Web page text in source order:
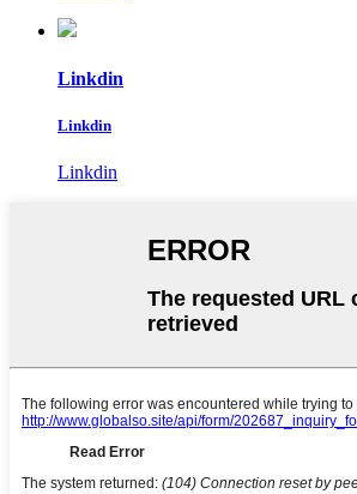
Linkdin
Linkdin
Linkdin